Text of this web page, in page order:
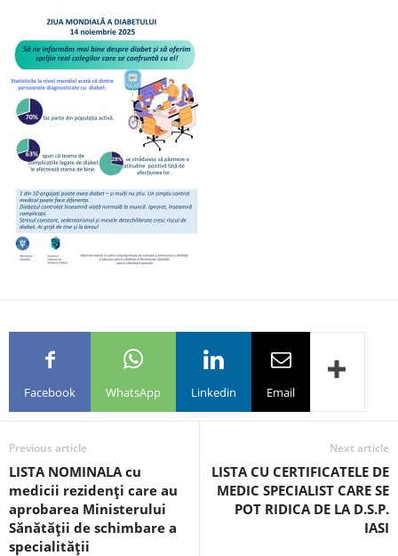
Facebook WhatsApp Linkedin Email
Previous article
LISTA NOMINALA cu
medicii rezidenţi care au
aprobarea Ministerului
Sănătăţii de schimbare a
specialităţii
Next article
LISTA CU CERTIFICATELE DE
MEDIC SPECIALIST CARE SE
POT RIDICA DE LA D.S.P.
IASI